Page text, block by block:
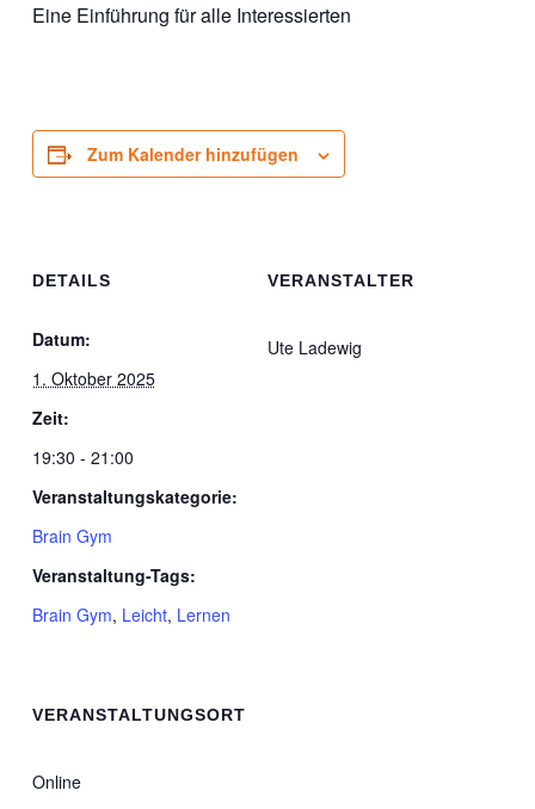
Eine Einführung für alle Interessierten
Zum Kalender hinzufügen
DETAILS
Datum:
1. Oktober 2025
Zeit:
19:30 - 21:00
Veranstaltungskategorie:
Brain Gym
Veranstaltung-Tags:
Brain Gym, Leicht, Lernen
VERANSTALTER
Ute Ladewig
VERANSTALTUNGSORT
Online